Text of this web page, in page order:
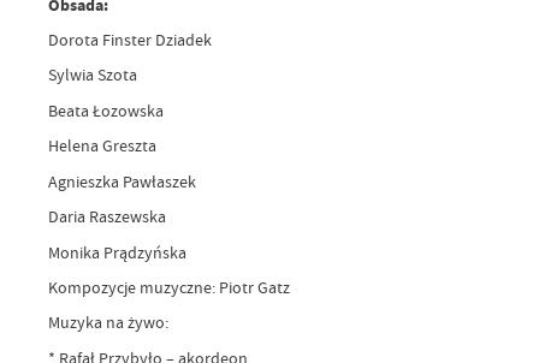
Obsada:
Dorota Finster Dziadek
Sylwia Szota
Beata Łozowska
Helena Greszta
Agnieszka Pawłaszek
Daria Raszewska
Monika Prądzyńska
Kompozycje muzyczne: Piotr Gatz
Muzyka na żywo:
* Rafał Przybyło – akordeon